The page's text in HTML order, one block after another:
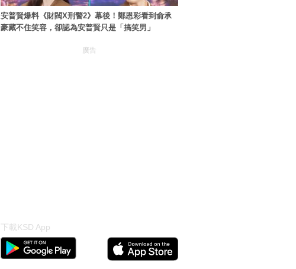
安普賢爆料《財閥X刑警2》幕後！鄭恩彩看到俞承
豪藏不住笑容，卻認為安普賢只是「搞笑男」
廣告
下載KSD App